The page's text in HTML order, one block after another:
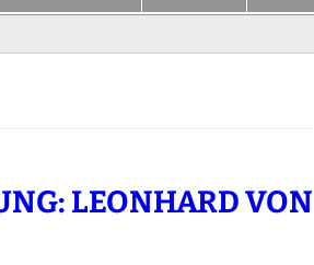
LEONHARD VON